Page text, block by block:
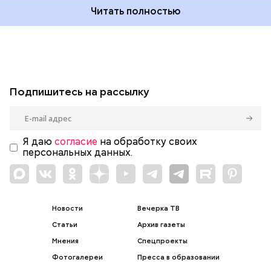
Читать полностью
Подпишитесь на рассылку
Я даю согласие на обработку своих
персональных данных.
Новости
Статьи
Мнения
Фотогалереи
Вечерка ТВ
Архив газеты
Спецпроекты
Пресса в образовании